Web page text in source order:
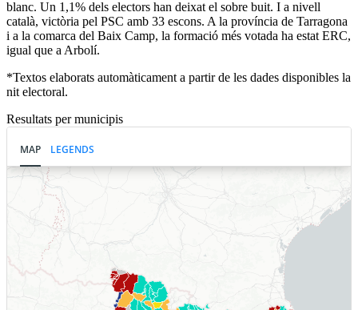
blanc. Un 1,1% dels electors han deixat el sobre buit. I a nivell
català, victòria pel PSC amb 33 escons. A la província de Tarragona
i a la comarca del Baix Camp, la formació més votada ha estat ERC,
igual que a Arbolí.
*Textos elaborats automàticament a partir de les dades disponibles la
nit electoral.
Resultats per municipis